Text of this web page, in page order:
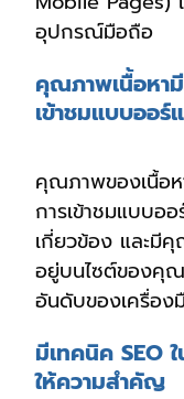
อุปกรณ์มือถือ
คุณภาพเนื้อหามี
เข้าชมแบบออร์
คุณภาพของเนื้อ
การเข้าชมแบบ
เกี่ยวข้อง และมี
อยู่บนไซต์ของคุ
อันดับของเครื่อง
มีเทคนิค SEO
ให้ความสำคัญ